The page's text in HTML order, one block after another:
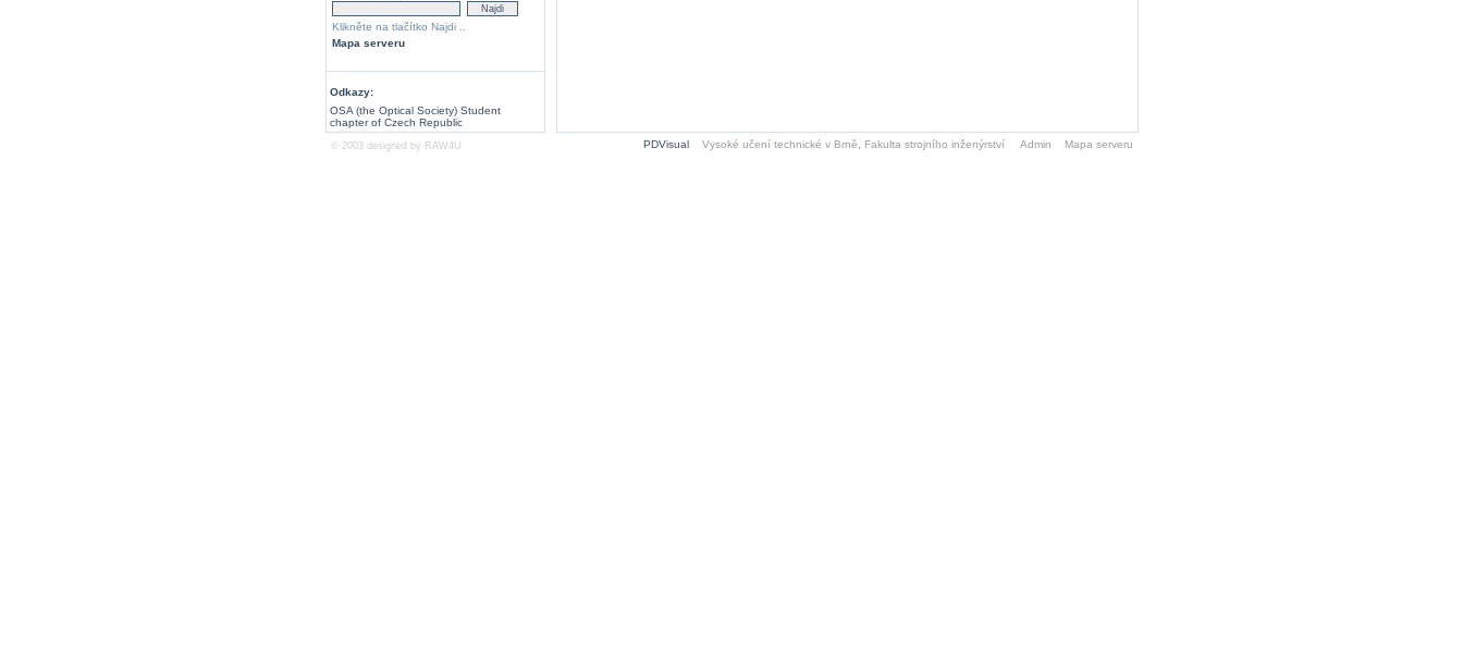
Klikněte na tlačítko Najdi ..
Mapa serveru
Odkazy:
OSA (the Optical Society) Student
chapter of Czech Republic
© 2003 designed by RAW4U PDVisual Vysoké učení technické v Brně Fakulta strojního inženýrství Admin Mapa serveru